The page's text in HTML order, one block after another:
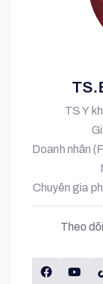
TS Y
Doanh nhân
Chuyên gia
Theo